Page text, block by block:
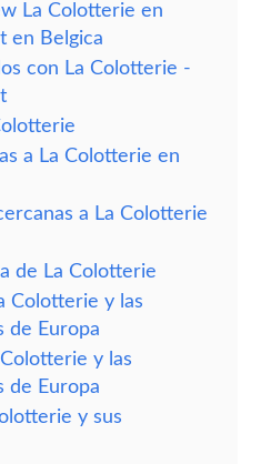
La Colotterie en
en Belgica
con La Colotterie -
a La Colotterie en
a La Colotterie
de La Colotterie
Colotterie y las
de Europa
y las
de Europa
y sus